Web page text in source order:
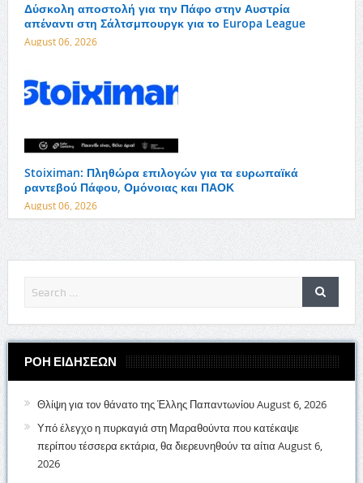
Δύσκολη αποστολή για την Πάφο στην Αυστρία
απέναντι στη Σάλτσμπουργκ για το Europa League
August 06, 2026
Stoiximan: Πληθώρα επιλογών για τα ευρωπαϊκά
ραντεβού Πάφου, Ομόνοιας και ΠΑΟΚ
August 06, 2026
ΡΟΗ ΕΙΔΗΣΕΩΝ
Θλίψη για τον θάνατο της Έλλης ΠαπαντωνίουAugust 6, 2026
Υπό έλεγχο η πυρκαγιά στη Μαραθούντα που κατέκαψε
περίπου τέσσερα εκτάρια, θα διερευνηθούν τα αίτια August 6,
2026